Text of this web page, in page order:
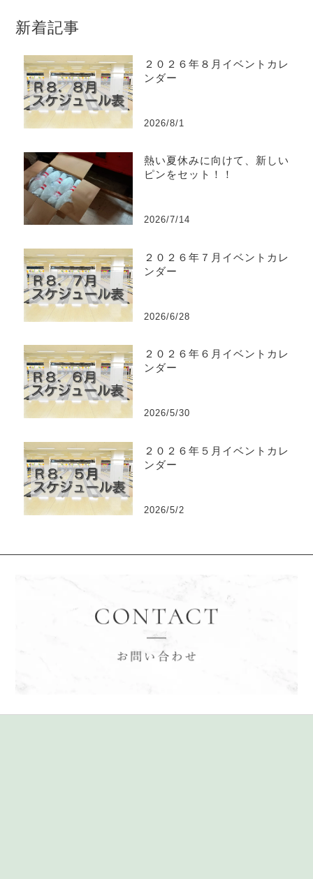
新着記事
２０２６年８月イベントカレ
ンダー
2026/8/1
熱い夏休みに向けて、新しい
ピンをセット！！
2026/7/14
２０２６年７月イベントカレ
ンダー
2026/6/28
２０２６年６月イベントカレ
ンダー
2026/5/30
２０２６年５月イベントカレ
ンダー
2026/5/2